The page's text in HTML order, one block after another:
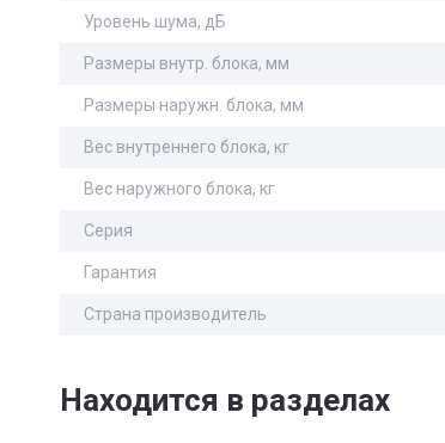
Уровень шума, дБ
Размеры внутр. блока, мм
Размеры наружн. блока, мм
Вес внутреннего блока, кг
Вес наружного блока, кг
Серия
Гарантия
Страна производитель
Находится в разделах